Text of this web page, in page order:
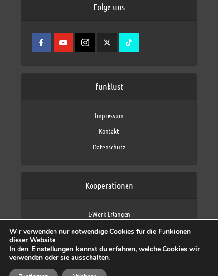
Folge uns
funklust
Impressum
Kontakt
Datenschutz
Kooperationen
E-Werk Erlangen
Fraunhofer IIS
max neo (AFK max)
Wir verwenden nur notwendige Cookies für die Funkionen
dieser Website
In den Einstellungen kannst du erfahren, welche Cookies wir
verwenden oder sie ausschalten.